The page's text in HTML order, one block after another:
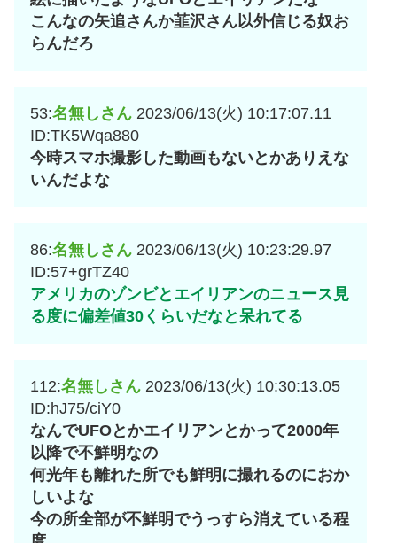
こんなの矢追さんか韮沢さん以外信じる奴お
らんだろ
53:名無しさん 2023/06/13(火) 10:17:07.11
ID:TK5Wqa880
今時スマホ撮影した動画もないとかありえな
いんだよな
86:名無しさん 2023/06/13(火) 10:23:29.97
ID:57+grTZ40
アメリカのゾンビとエイリアンのニュース見
る度に偏差値30くらいだなと呆れてる
112:名無しさん 2023/06/13(火) 10:30:13.05
ID:hJ75/ciY0
なんでUFOとかエイリアンとかって2000年
以降で不鮮明なの
何光年も離れた所でも鮮明に撮れるのにおか
しいよな
今の所全部が不鮮明でうっすら消えている程